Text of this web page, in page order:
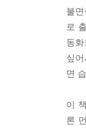
불
로
동
싶
면
이
론